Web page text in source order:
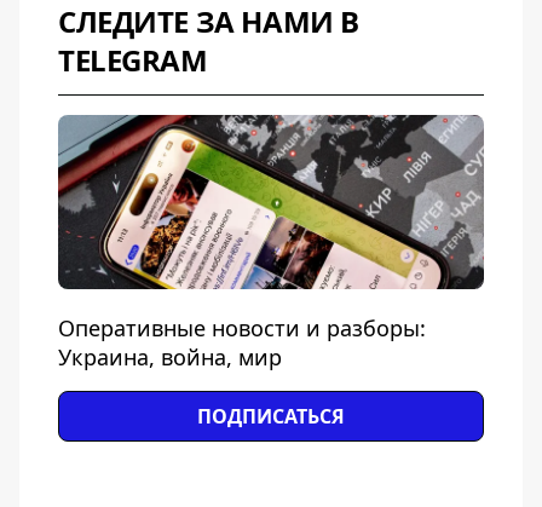
СЛЕДИТЕ ЗА НАМИ В
TELEGRAM
Оперативные новости и разборы:
Украина, война, мир
ПОДПИСАТЬСЯ